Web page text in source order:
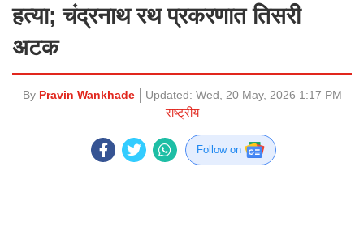
हत्या; चंद्रनाथ रथ प्रकरणात तिसरी
अटक
By Pravin Wankhade Updated: Wed, 20 May, 2026 1:17 PM
राष्ट्रीय
Follow on